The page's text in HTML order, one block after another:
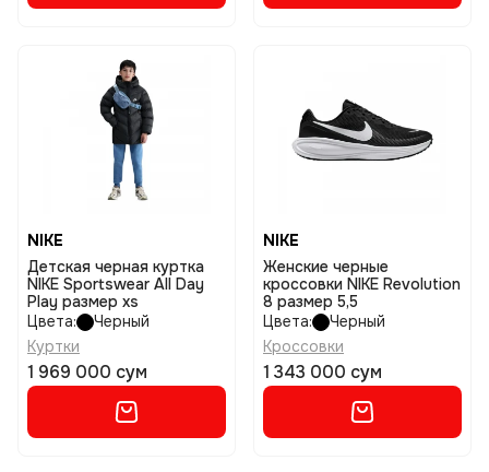
NIKE
Детская черная куртка
NIKE Sportswear All Day
Play размер xs
Цвета:
Черный
Куртки
1 969 000 сум
NIKE
Женские черные
кроссовки NIKE Revolution
8 размер 5,5
Цвета:
Черный
Кроссовки
1 343 000 сум